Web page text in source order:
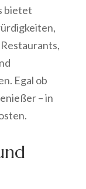
bietet
Egal ob
– in